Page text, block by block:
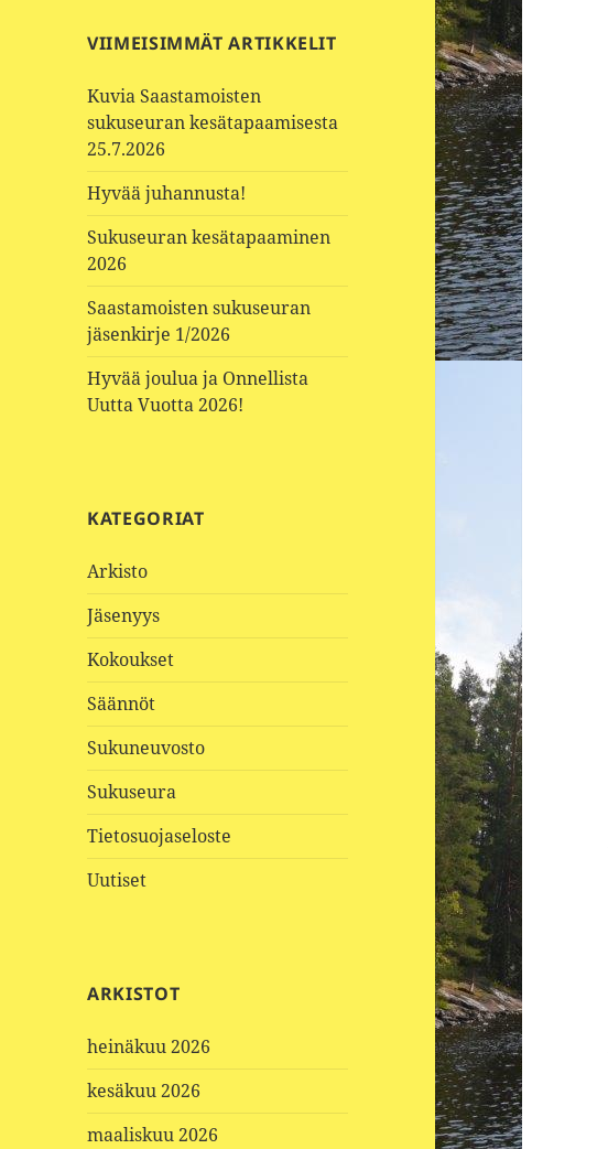
VIIMEISIMMÄT ARTIKKELIT
Kuvia Saastamoisten
sukuseuran kesätapaamisesta
25.7.2026
Hyvää juhannusta!
Sukuseuran kesätapaaminen
2026
Saastamoisten sukuseuran
jäsenkirje 1/2026
Hyvää joulua ja Onnellista
Uutta Vuotta 2026!
KATEGORIAT
Arkisto
Jäsenyys
Kokoukset
Säännöt
Sukuneuvosto
Sukuseura
Tietosuojaseloste
Uutiset
ARKISTOT
heinäkuu 2026
kesäkuu 2026
maaliskuu 2026